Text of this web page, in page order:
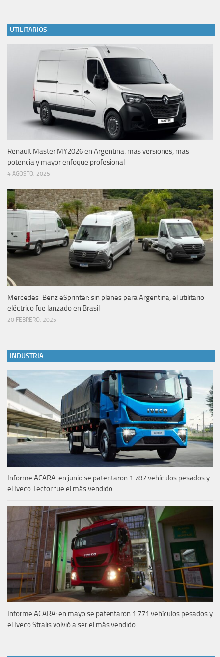
UTILITARIOS
Renault Master MY2026 en Argentina: más versiones, más
potencia y mayor enfoque profesional
4 AGOSTO, 2025
Mercedes-Benz eSprinter: sin planes para Argentina, el utilitario
eléctrico fue lanzado en Brasil
20 FEBRERO, 2025
INDUSTRIA
Informe ACARA: en junio se patentaron 1.787 vehículos pesados y
el Iveco Tector fue el más vendido
Informe ACARA: en mayo se patentaron 1.771 vehículos pesados y
el Iveco Stralis volvió a ser el más vendido